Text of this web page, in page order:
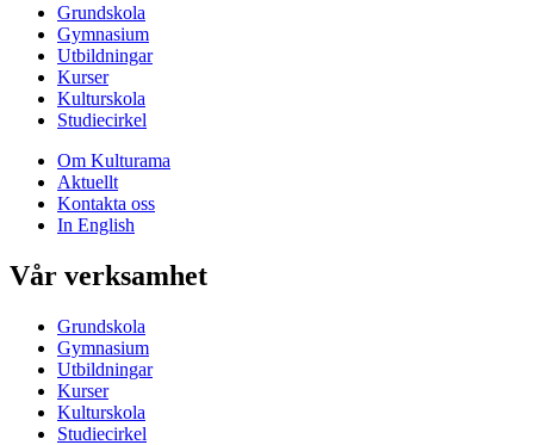
Grundskola
Gymnasium
Utbildningar
Kurser
Kulturskola
Studiecirkel
Om Kulturama
Aktuellt
Kontakta oss
In English
Vår verksamhet
Grundskola
Gymnasium
Utbildningar
Kurser
Kulturskola
Studiecirkel